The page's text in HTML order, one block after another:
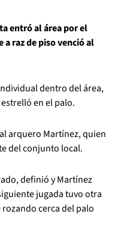
entró al área por el
raz de piso venció al
dentro del área,
en el palo.
arquero Martínez, quien
del conjunto local.
definió y Martínez
jugada tuvo otra
cerca del palo